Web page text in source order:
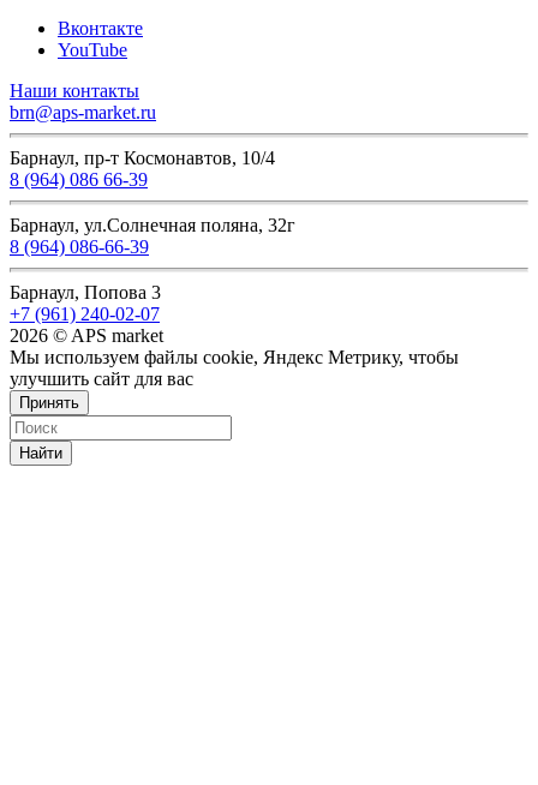
Вконтакте
YouTube
Наши контакты
brn@aps-market.ru
Барнаул, пр-т Космонавтов, 10/4
8 (964) 086 66-39
Барнаул, ул.Солнечная поляна, 32г
8 (964) 086-66-39
Барнаул, Попова 3
+7 (961) 240-02-07
2026 © APS market
Мы используем файлы cookie, Яндекс Метрику, чтобы
улучшить сайт для вас
Принять
Найти